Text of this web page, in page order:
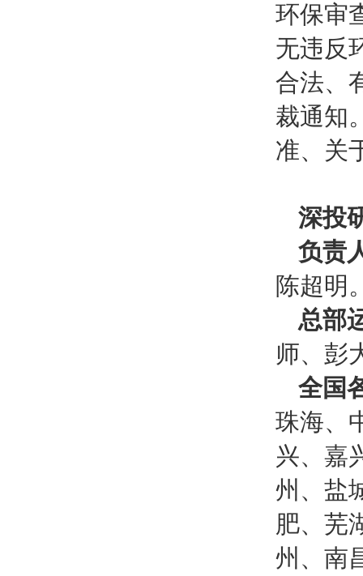
环保审
无违反
合法、
裁通知
准、关
深投
负责
陈超明
总部
师、彭
全国
珠海、
兴、嘉
州、盐
肥、芜
州、南